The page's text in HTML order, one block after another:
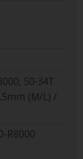
50-34T
(M/L) /
R8000